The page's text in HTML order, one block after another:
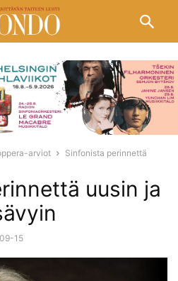
arviot
Sinfonista perinnettä
uusin ja
15